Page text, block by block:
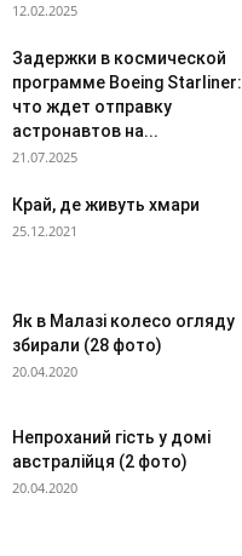
12.02.2025
Задержки в космической
программе Boeing Starliner:
что ждет отправку
астронавтов на...
21.07.2025
Край, де живуть хмари
25.12.2021
Як в Малазі колесо огляду
збирали (28 фото)
20.04.2020
Непроханий гість у домі
австралійця (2 фото)
20.04.2020